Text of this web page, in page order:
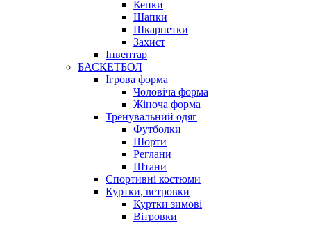
Кепки
Шапки
Шкарпетки
Захист
Інвентар
БАСКЕТБОЛ
Ігрова форма
Чоловіча форма
Жіноча форма
Тренувальний одяг
Футболки
Шорти
Реглани
Штани
Спортивні костюми
Куртки, ветровки
Куртки зимові
Вітровки